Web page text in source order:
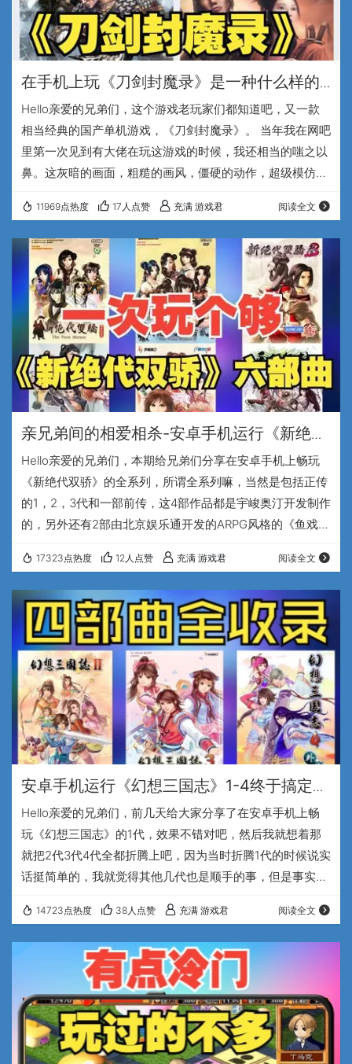
在手机上玩《刀剑封魔录》是一种什么样的
体验-国产ARPG游戏的巅峰
Hello亲爱的兄弟们，这个游戏老玩家们都知道吧，又一款
相当经典的国产单机游戏，《刀剑封魔录》。 当年我在网吧
里第一次见到有大佬在玩这游戏的时候，我还相当的嗤之以
鼻。这灰暗的画面，粗糙的画风，僵硬的动作，超级模仿暗
但是当我看到大佬开始打怪的时候，这种感觉，为什么……
这么爽！小怪们被华丽的连招成片的击倒是怎么回事，体型
硕大的boss被连招定住毫无还手之力又是怎么回事，大佬行
云流水般的操作把我看的一愣一愣的，所以，我也迫不及待
的找机器进入了这个被我看不起的《刀剑封魔录…
11969点热度 17人点赞 充满 游戏君 阅读全文
亲兄弟间的相爱相杀-安卓手机运行《新绝代
双骄》六部曲（玩到过年没问题）
Hello亲爱的兄弟们，本期给兄弟们分享在安卓手机上畅玩
《新绝代双骄》的全系列，所谓全系列嘛，当然是包括正传
的1，2，3代和一部前传，这4部作品都是宇峻奥汀开发制作
的，另外还有2部由北京娱乐通开发的ARPG风格的《鱼戏江
所值对吧，那么咱们就从1代开始讲起。 1999年，《新绝代
双骄》1代发售，相比较于金庸先生的武侠系列，古龙先生
的武侠作品还基本上没有被改编成游戏的先例，而《新绝代
双骄》1代的上市就成功的弥补了这个空白，我当年刚玩1代
的时候，还没看过绝代双骄的原著，…
17323点热度 12人点赞 充满 游戏君 阅读全文
安卓手机运行《幻想三国志》1-4终于搞定
了，这个系列强烈推荐~
Hello亲爱的兄弟们，前几天给大家分享了在安卓手机上畅
玩《幻想三国志》的1代，效果不错对吧，然后我就想着那
就把2代3代4代全都折腾上吧，因为当时折腾1代的时候说实
话挺简单的，我就觉得其他几代也是顺手的事，但是事实证
耗尽了老夫毕生所学，好在最后全都搞定了，那么咱们就分
开来介绍吧。 先说《幻想三国志》的2代，要说在整个幻想
三国志系列中，最受玩家们欢迎的一代，那肯定是非2代莫
数了对吧，到现在各种论坛中都还有很多老玩家们在津津乐
道的谈论着2代的内容。那我就赶紧拷贝到手机…
14723点热度 38人点赞 充满 游戏君 阅读全文